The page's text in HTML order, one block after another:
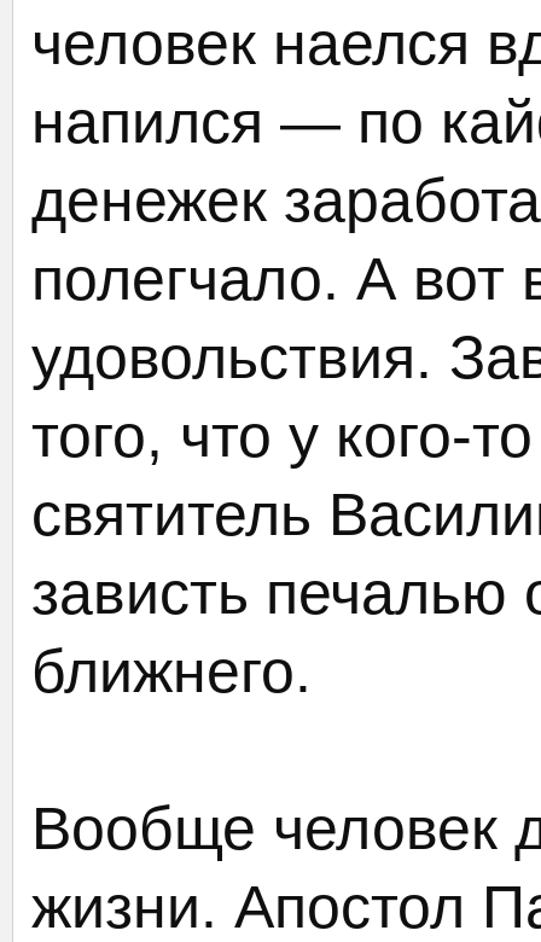
человек наелся
напился — по
денежек
полегчало. А вот
удовольствия.
того, что у кого-
святитель
зависть печалью
ближнего.
Вообще человек
жизни. Апостол